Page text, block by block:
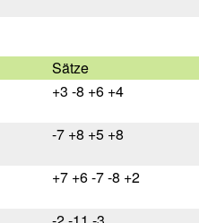
Sätze
+3 -8 +6 +4
-7 +8 +5 +8
+7 +6 -7 -8 +2